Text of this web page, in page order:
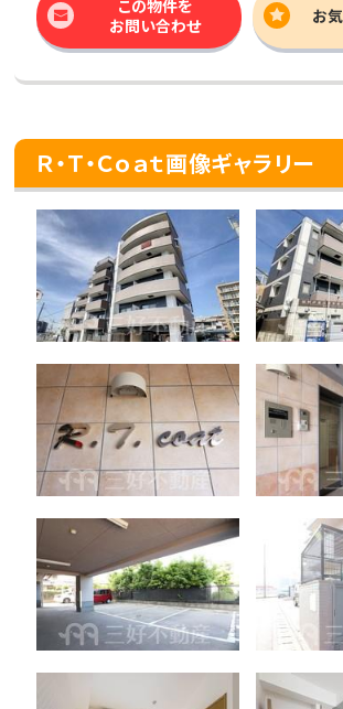
この物件を
お問い合わせ
お
Ｒ・Ｔ・Ｃｏａｔ画像ギャラリー